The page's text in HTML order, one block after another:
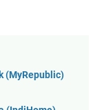
(MyRepublic)